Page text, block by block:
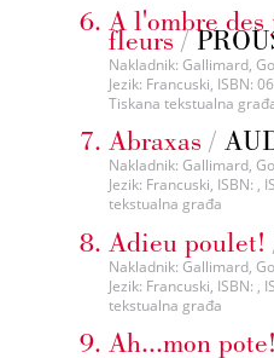
A l'ombre
fleurs/
Nakladnik: Gallimard,
Jezik: Francuski, ISBN:
Tiskana tekstualna
Abraxas /
Nakladnik: Gallimard,
Jezik: Francuski, ISBN: ,
tekstualna građa
Adieu poulet!
Nakladnik: Gallimard,
Jezik: Francuski, ISBN: ,
tekstualna građa
Ah...mon pote!